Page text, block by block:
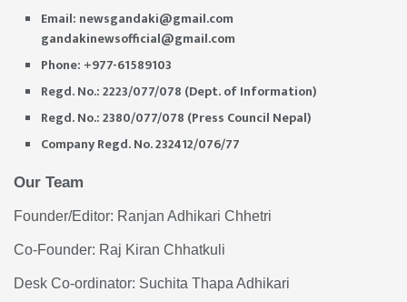
Email: newsgandaki@gmail.com
gandakinewsofficial@gmail.com
Phone: +977-61589103
Regd. No.: 2223/077/078 (Dept. of Information)
Regd. No.: 2380/077/078 (Press Council Nepal)
Company Regd. No. 232412/076/77
Our Team
Founder/Editor: Ranjan Adhikari Chhetri
Co-Founder: Raj Kiran Chhatkuli
Desk Co-ordinator: Suchita Thapa Adhikari